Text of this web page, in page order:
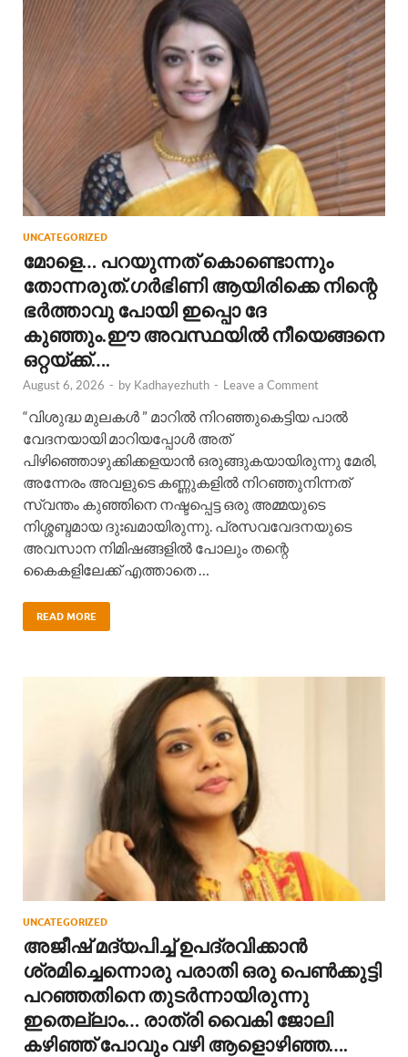
UNCATEGORIZED
മോളെ… പറയുന്നത് കൊണ്ടൊന്നും
തോന്നരുത്.ഗർഭിണി ആയിരിക്കെ നിന്റെ
ഭർത്താവു പോയി ഇപ്പൊ ദേ
കുഞ്ഞും.ഈ അവസ്ഥയിൽ നീയെങ്ങനെ
ഒറ്റയ്ക്ക്….
August 6, 2026 - by Kadhayezhuth - Leave a Comment
“വിശുദ്ധ മുലകൾ ” മാറിൽ നിറഞ്ഞുകെട്ടിയ പാൽ
വേദനയായി മാറിയപ്പോൾ അത്
പിഴിഞ്ഞൊഴുക്കിക്കളയാൻ ഒരുങ്ങുകയായിരുന്നു മേരി,
അന്നേരം അവളുടെ കണ്ണുകളിൽ നിറഞ്ഞുനിന്നത്
സ്വന്തം കുഞ്ഞിനെ നഷ്ടപ്പെട്ട ഒരു അമ്മയുടെ
നിശ്ശബ്ദമായ ദുഃഖമായിരുന്നു. പ്രസവവേദനയുടെ
അവസാന നിമിഷങ്ങളിൽ പോലും തന്റെ
കൈകളിലേക്ക് എത്താതെ …
READ MORE
UNCATEGORIZED
അജീഷ് മദ്യപിച്ച് ഉപദ്രവിക്കാൻ
ശ്രമിച്ചെന്നൊരു പരാതി ഒരു പെൺക്കുട്ടി
പറഞ്ഞതിനെ തുടർന്നായിരുന്നു
ഇതെല്ലാം… രാത്രി വൈകി ജോലി
കഴിഞ്ഞ് പോവും വഴി ആളൊഴിഞ്ഞ….